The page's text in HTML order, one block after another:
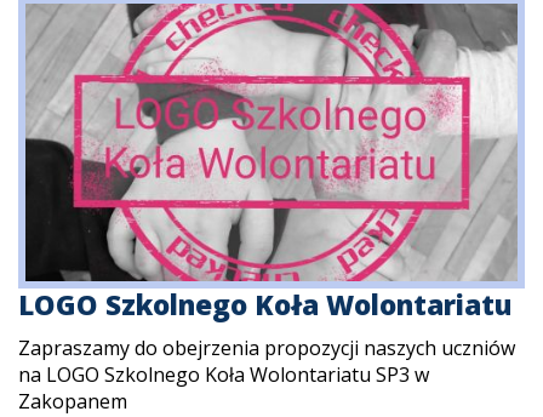
LOGO Szkolnego Koła Wolontariatu
Zapraszamy do obejrzenia propozycji naszych uczniów
na LOGO Szkolnego Koła Wolontariatu SP3 w
Zakopanem